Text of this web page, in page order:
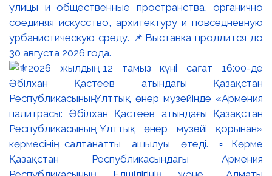
улицы и общественные пространства, органично
соединяя искусство, архитектуру и повседневную
урбанистическую среду. 📌Выставка продлится до
30 августа 2026 года.